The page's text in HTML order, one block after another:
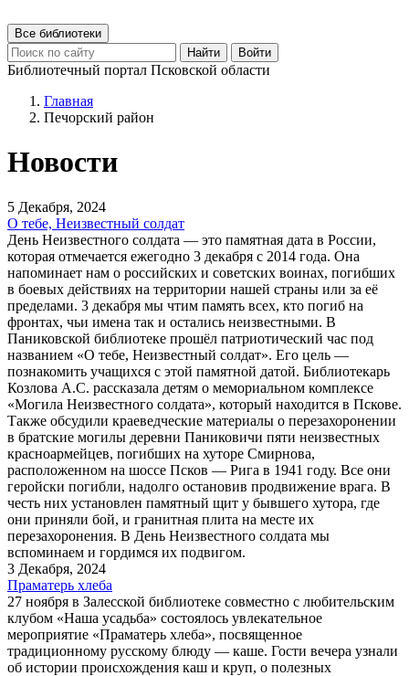
Все библиотеки
Найти
Войти
Библиотечный портал Псковской области
Главная
Печорский район
Новости
5 Декабря, 2024
О тебе, Неизвестный солдат
День Неизвестного солдата — это памятная дата в России,
которая отмечается ежегодно 3 декабря с 2014 года. Она
напоминает нам о российских и советских воинах, погибших
в боевых действиях на территории нашей страны или за её
пределами. 3 декабря мы чтим память всех, кто погиб на
фронтах, чьи имена так и остались неизвестными. В
Паниковской библиотеке прошёл патриотический час под
названием «О тебе, Неизвестный солдат». Его цель —
познакомить учащихся с этой памятной датой. Библиотекарь
Козлова А.С. рассказала детям о мемориальном комплексе
«Могила Неизвестного солдата», который находится в Пскове.
Также обсудили краеведческие материалы о перезахоронении
в братские могилы деревни Паниковичи пяти неизвестных
красноармейцев, погибших на хуторе Смирнова,
расположенном на шоссе Псков — Рига в 1941 году. Все они
геройски погибли, надолго остановив продвижение врага. В
честь них установлен памятный щит у бывшего хутора, где
они приняли бой, и гранитная плита на месте их
перезахоронения. В День Неизвестного солдата мы
вспоминаем и гордимся их подвигом.
3 Декабря, 2024
Праматерь хлеба
27 ноября в Залесской библиотеке совместно с любительским
клубом «Наша усадьба» состоялось увлекательное
мероприятие «Праматерь хлеба», посвященное
традиционному русскому блюду — каше. Гости вечера узнали
об истории происхождения каш и круп, о полезных